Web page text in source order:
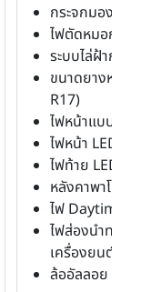
กระจกมองข้า
ไฟตัดหมอก (ห
ระบบไล่ฝ้ากระ
ขนาดยางหน้า
R17)
ไฟหน้าแบบโปร
ไฟหน้า LED
ไฟท้าย LED
หลังคาพาโนร
ไฟ Daytime
ไฟส่องนำทาง
เครื่องยนต์
ล้ออัลลอย (17